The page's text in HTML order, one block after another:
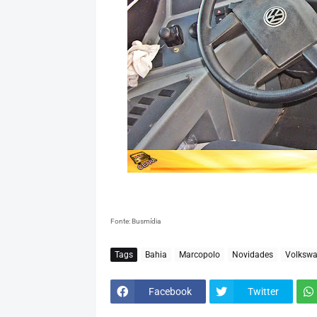
Fonte: Busmídia
Tags Bahia Marcopolo Novidades
Facebook Twitter